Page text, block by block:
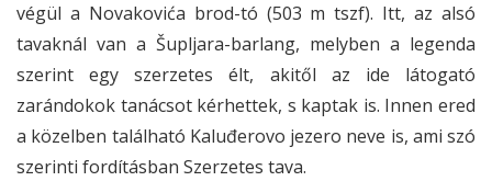
végül a Novakovića brod-tó (503 m tszf). Itt, az alsó
tavaknál van a Šupljara-barlang, melyben a legenda
szerint egy szerzetes élt, akitől az ide látogató
zarándokok tanácsot kérhettek, s kaptak is. Innen ered
a közelben található Kaluđerovo jezero neve is, ami szó
szerinti fordításban Szerzetes tava.